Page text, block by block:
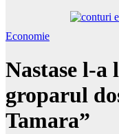
Economie
Nastase l-a
groparul
Tamara”